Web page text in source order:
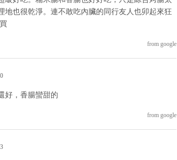
地也很乾淨。連不敢吃內臟的同行友人也卯起來狂
from google
好，香腸蠻甜的
from google